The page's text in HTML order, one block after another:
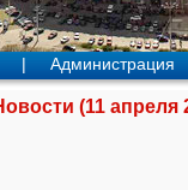
| Администрация
(11 апреля